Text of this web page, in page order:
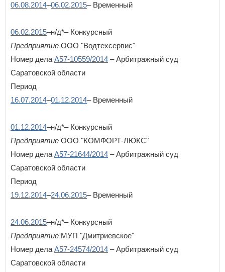
Тверская область
Тульская область
У
Удмуртская Республика
Ульяновская область
Х
Ханты-Мансийский автономный округ - Югра
Челябинская область
Чеченская Республика
Чувашская Республика
Чукотский автономный округ
Ямало-Ненецкий автономный округ
Ярославская область
06.08.2014–06.02.2015– Временный
06.02.2015–н/д*– Конкурсный
Предприятие ООО "Водтехсервис"
Номер дела А57-10559/2014 – Арбитражный суд
Саратовской области
Период
16.07.2014–01.12.2014– Временный
01.12.2014–н/д*– Конкурсный
Предприятие ООО "КОМФОРТ-ЛЮКС"
Номер дела А57-21644/2014 – Арбитражный суд
Саратовской области
Период
19.12.2014–24.06.2015– Временный
24.06.2015–н/д*– Конкурсный
Предприятие МУП "Дмитриевское"
Номер дела А57-24574/2014 – Арбитражный суд
Саратовской области
Пароль:
ВОЙТИ
Не запоминать меня
восстановите паральлибо отправьте заявку на
au-info@mail.ru